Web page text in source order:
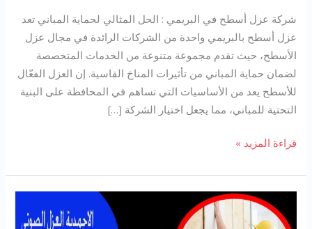
شركة عزل أسطح في البريمي : الحل المثالي لحماية المباني تعد
عزل أسطح بالبريمي واحدة من الشركات الرائدة في مجال عزل
الأسطح، حيث تقدم مجموعة متنوعة من الخدمات المتخصصة
لضمان حماية المباني من تأثيرات المناخ القاسية. إن العزل الفعّال
للأسطح يعد من الأساسيات التي تساهم في المحافظة على البنية
التحتية للمباني، مما يجعل اختيار الشركة […]
شركة
اسطح
البريمي
قراءة المزيد »